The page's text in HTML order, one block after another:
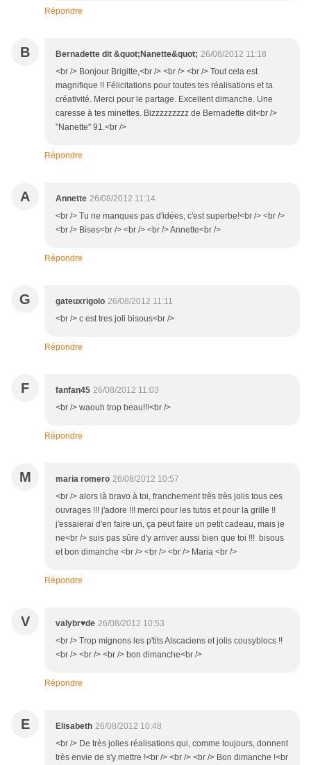
Répondre
B Bernadette dit &quot;Nanette&quot; 26/08/2012 11:18
<br /> Bonjour Brigitte,<br /> <br /> <br /> Tout cela est
magnifique !! Félicitations pour toutes tes réalisations et ta
créativité. Merci pour le partage. Excellent dimanche. Une
caresse à tes minettes. Bizzzzzzzzz de Bernadette dit<br />
"Nanette" 91.<br />
Répondre
A Annette 26/08/2012 11:14
<br /> Tu ne manques pas d'idées, c'est superbe!<br /> <br />
<br /> Bises<br /> <br /> <br /> Annette<br />
Répondre
G gateuxrigolo 26/08/2012 11:11
<br /> c est tres joli bisous<br />
Répondre
F fanfan45 26/08/2012 11:03
<br /> waouh trop beau!!!<br />
Répondre
M maria romero 26/08/2012 10:57
<br /> alors là bravo à toi, franchement très très jolis tous ces
ouvrages !!! j'adore !!! merci pour les tutos et pour la grille !!
j'essaierai d'en faire un, ça peut faire un petit cadeau, mais je
ne<br /> suis pas sûre d'y arriver aussi bien que toi !!! bisous
et bon dimanche <br /> <br /> <br /> Maria <br />
Répondre
V valybr♥de 26/08/2012 10:53
<br /> Trop mignons les p'tits Alscaciens et jolis cousyblocs !!
<br /> <br /> <br /> bon dimanche<br />
Répondre
E Elisabeth 26/08/2012 10:48
<br /> De très jolies réalisations qui, comme toujours, donnent
très envie de s'y mettre !<br /> <br /> <br /> Bon dimanche !<br